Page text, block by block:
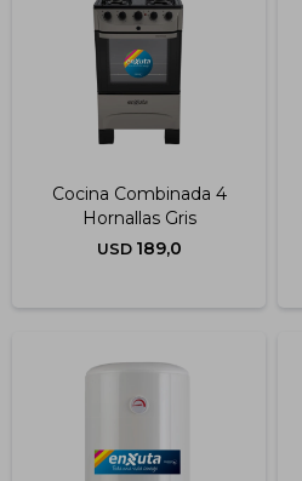
Cocina Combinada 4
Hornallas Gris
USD 189,0